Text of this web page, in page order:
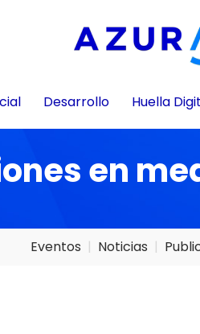
Desarrollo Huella
en
Eventos Noticias